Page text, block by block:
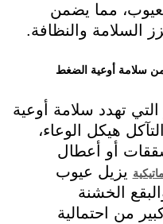
مما يضمن
السلامة والنظافة.
سلامة أوعية الضغط
تهدد سلامة أوعية
هيكل الوعاء،
أو أعطال
يزيل عيوب
الخشنة
من احتمالية